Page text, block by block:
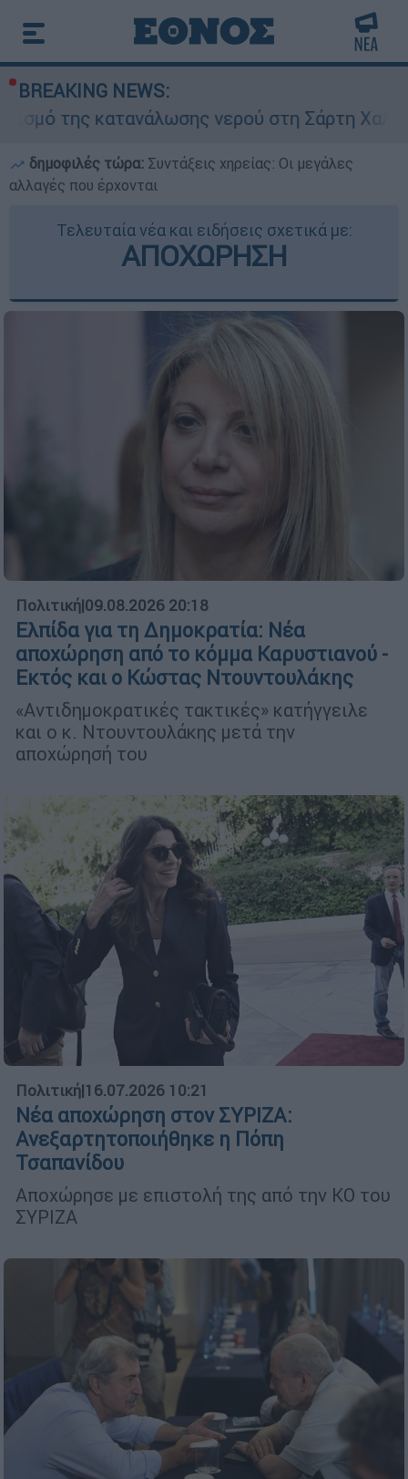
BREAKING NEWS:
νερού στη Σάρτη Χαλκιδικής -
δημοφιλές τώρα: Συντάξεις χηρείας: Οι μεγάλες
αλλαγές που έρχονται
Τελευταία νέα και ειδήσεις σχετικά με:
ΑΠΟΧΩΡΗΣΗ
Πολιτική|09.08.2026 20:18
Ελπίδα για τη Δημοκρατία: Νέα
αποχώρηση από το κόμμα Καρυστιανού -
Εκτός και ο Κώστας Ντουντουλάκης
«Αντιδημοκρατικές τακτικές» κατήγγειλε
και ο κ. Ντουντουλάκης μετά την
αποχώρησή του
Πολιτική|16.07.2026 10:21
Νέα αποχώρηση στον ΣΥΡΙΖΑ:
Ανεξαρτητοποιήθηκε η Πόπη
Τσαπανίδου
Αποχώρησε με επιστολή της από την ΚΟ του
ΣΥΡΙΖΑ